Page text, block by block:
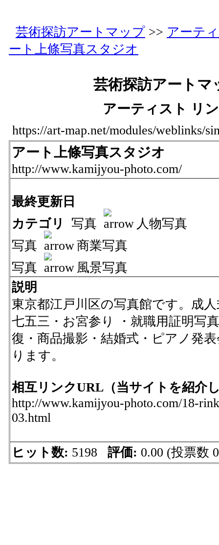
芸術探訪アートマップ >> アーテ
ート上條写真スタジオ
芸術探訪アートマ
アーティスト リ
https://art-map.net/modules/weblinks/
アート上條写真スタジオ
http://www.kamijyou-photo.com/
最終更新日
カテゴリ
写真
人物写真
写真
商業写真
写真
風景写真
説明
東京都江戸川区の写真館です。成
七五三・お宮参り ・就職用証明写
復・商品撮影・結婚式・ピアノ発
ります。
相互リンクURL（当サイトを紹介
http://www.kamijyou-photo.com/18-
03.html
ヒット数: 5198 評価: 0.00 (投票数